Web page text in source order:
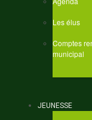
Les élus
Comptes
municipal
JEUNESSE